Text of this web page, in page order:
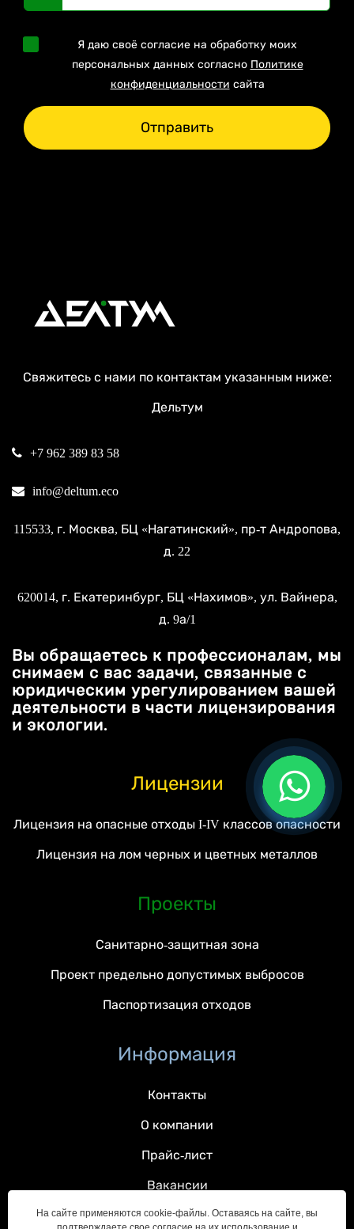
Я даю своё согласие на обработку моих
персональных данных согласно Политике
конфиденциальности сайта
Отправить
Свяжитесь с нами по контактам указанным ниже:
Дельтум
+7 962 389 83 58
info@deltum.eco
115533, г. Москва, БЦ «Нагатинский», пр-т Андропова,
д. 22
620014, г. Екатеринбург, БЦ «Нахимов», ул. Вайнера,
д. 9а/1
Вы обращаетесь к профессионалам, мы
снимаем с вас задачи, связанные с
юридическим урегулированием вашей
деятельности в части лицензирования
и экологии.
Лицензии
Лицензия на опасные отходы I-IV классов опасности
Лицензия на лом черных и цветных металлов
Проекты
Санитарно-защитная зона
Проект предельно допустимых выбросов
Паспортизация отходов
Информация
Контакты
О компании
Прайс-лист
Вакансии
На сайте применяются cookie-файлы. Оставаясь на сайте, вы